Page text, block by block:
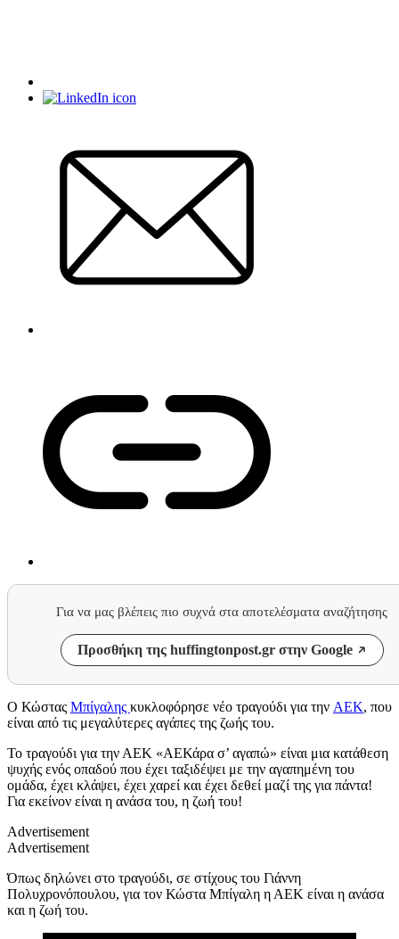
Για να μας βλέπεις πιο συχνά στα αποτελέσματα αναζήτησης
Προσθήκη της huffingtonpost.gr στην Google
Ο Κώστας Μπίγαλης κυκλοφόρησε νέο τραγούδι για την ΑΕΚ, που
είναι από τις μεγαλύτερες αγάπες της ζωής του.
Το τραγούδι για την ΑΕΚ «ΑΕΚάρα σ’ αγαπώ» είναι μια κατάθεση
ψυχής ενός οπαδού που έχει ταξιδέψει με την αγαπημένη του
ομάδα, έχει κλάψει, έχει χαρεί και έχει δεθεί μαζί της για πάντα!
Για εκείνον είναι η ανάσα του, η ζωή του!
Advertisement
Advertisement
Όπως δηλώνει στο τραγούδι, σε στίχους του Γιάννη
Πολυχρονόπουλου, για τον Κώστα Μπίγαλη η ΑΕΚ είναι η ανάσα
και η ζωή του.